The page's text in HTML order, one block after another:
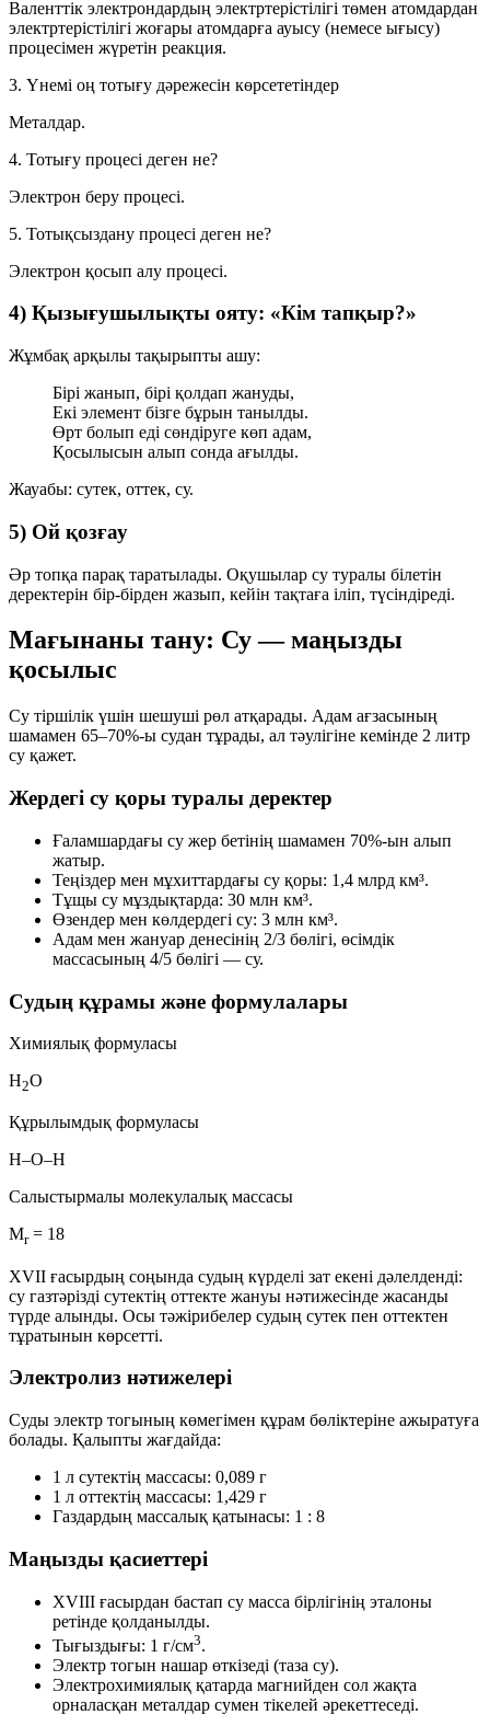
Валенттік электрондардың электртерістілігі төмен атомдардан
электртерістілігі жоғары атомдарға ауысу (немесе ығысу)
процесімен жүретін реакция.
3. Үнемі оң тотығу дәрежесін көрсететіндер
Металдар.
4. Тотығу процесі деген не?
Электрон беру процесі.
5. Тотықсыздану процесі деген не?
Электрон қосып алу процесі.
4) Қызығушылықты ояту: «Кім тапқыр?»
Жұмбақ арқылы тақырыпты ашу:
Бірі жанып, бірі қолдап жануды,
Екі элемент бізге бұрын танылды.
Өрт болып еді сөндіруге көп адам,
Қосылысын алып сонда ағылды.
Жауабы: сутек, оттек, су.
5) Ой қозғау
Әр топқа парақ таратылады. Оқушылар су туралы білетін
деректерін бір-бірден жазып, кейін тақтаға іліп, түсіндіреді.
Мағынаны тану: Су — маңызды
қосылыс
Су тіршілік үшін шешуші рөл атқарады. Адам ағзасының
шамамен 65–70%-ы судан тұрады, ал тәулігіне кемінде 2 литр
су қажет.
Жердегі су қоры туралы деректер
Ғаламшардағы су жер бетінің шамамен 70%-ын алып
жатыр.
Теңіздер мен мұхиттардағы су қоры: 1,4 млрд км³.
Тұщы су мұздықтарда: 30 млн км³.
Өзендер мен көлдердегі су: 3 млн км³.
Адам мен жануар денесінің 2/3 бөлігі, өсімдік
массасының 4/5 бөлігі — су.
Судың құрамы және формулалары
Химиялық формуласы
H2O
Құрылымдық формуласы
H–O–H
Салыстырмалы молекулалық массасы
Mr= 18
XVII ғасырдың соңында судың күрделі зат екені дәлелденді:
су газтәрізді сутектің оттекте жануы нәтижесінде жасанды
түрде алынды. Осы тәжірибелер судың сутек пен оттектен
тұратынын көрсетті.
Электролиз нәтижелері
Суды электр тогының көмегімен құрам бөліктеріне ажыратуға
болады. Қалыпты жағдайда:
1 л сутектің массасы: 0,089 г
1 л оттектің массасы: 1,429 г
Газдардың массалық қатынасы: 1 : 8
Маңызды қасиеттері
XVIII ғасырдан бастап су масса бірлігінің эталоны
ретінде қолданылды.
Тығыздығы: 1 г/см3.
Электр тогын нашар өткізеді (таза су).
Электрохимиялық қатарда магнийден сол жақта
орналасқан металдар сумен тікелей әрекеттеседі.